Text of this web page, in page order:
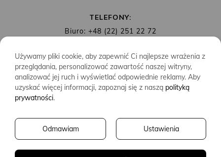
TELEFONY:
Biuro: +48 (22) 251 22 72
MAIL: biuro@wydawnictwoalbatros.com
COPYRIGHTS
WYDAWNICTWO ALBATROS
CREATED BY2SIDES.PL
Używamy pliki cookie, aby zapewnić Ci najlepsze wrażenia z
przeglądania, personalizować zawartość naszej witryny,
analizować jej ruch i wyświetlać odpowiednie reklamy. Aby
uzyskać więcej informacji, zapoznaj się z naszą polityką
prywatności.
Ustawienia
Odmawiam